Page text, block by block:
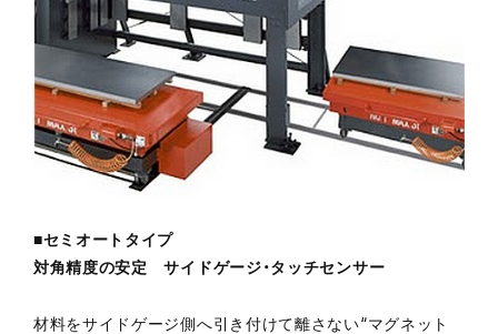
■セミオートタイプ
対角精度の安定 サイドゲージ・タッチセンサー
材料をサイドゲージ側へ引き付けて離さない“マグネット